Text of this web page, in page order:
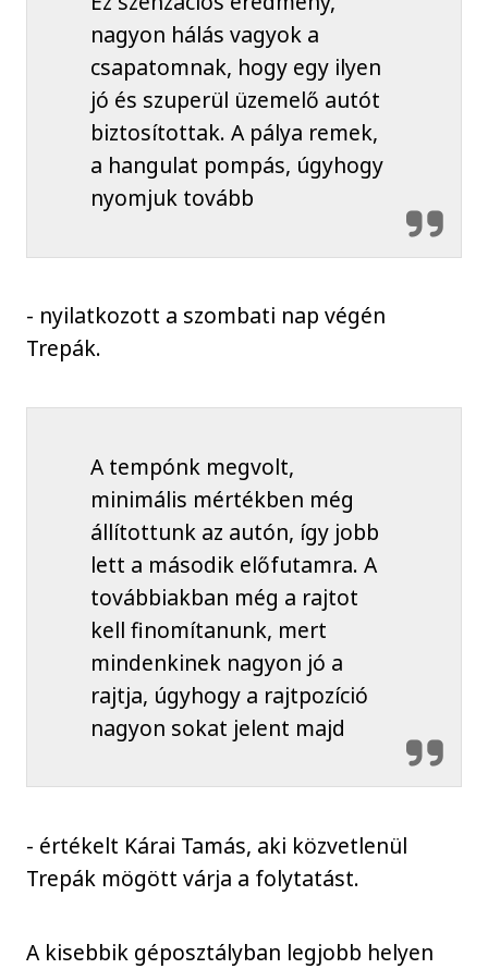
nagyon hálás vagyok a
csapatomnak, hogy egy ilyen
jó és szuperül üzemelő autót
biztosítottak. A pálya remek,
a hangulat pompás, úgyhogy
nyomjuk tovább
- nyilatkozott a szombati nap végén
Trepák.
A tempónk megvolt,
minimális mértékben még
állítottunk az autón, így jobb
lett a második előfutamra. A
továbbiakban még a rajtot
kell finomítanunk, mert
mindenkinek nagyon jó a
rajtja, úgyhogy a rajtpozíció
nagyon sokat jelent majd
- értékelt Kárai Tamás, aki közvetlenül
Trepák mögött várja a folytatást.
A kisebbik géposztályban legjobb helyen